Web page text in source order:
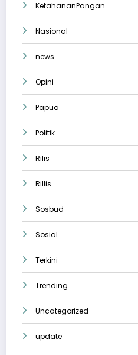
KetahananPangan
Nasional
news
Opini
Papua
Politik
Rilis
Rillis
Sosbud
Sosial
Terkini
Trending
Uncategorized
update